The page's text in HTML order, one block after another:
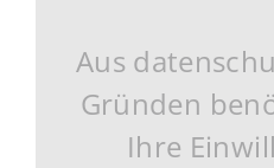
Aus
Gründen
Ihre